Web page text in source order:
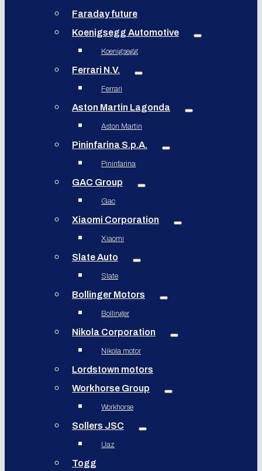
Faraday future
Koenigsegg Automotive
Koenigsegg
Ferrari N.V.
Ferrari
Aston Martin Lagonda
Aston Martin
Pininfarina S.p.A.
Pininfarina
GAC Group
Gac
Xiaomi Corporation
Xiaomi
Slate Auto
Slate
Bollinger Motors
Bollinger
Nikola Corporation
Nikola motor
Lordstown motors
Workhorse Group
Workhorse
Sollers JSC
Uaz
Togg